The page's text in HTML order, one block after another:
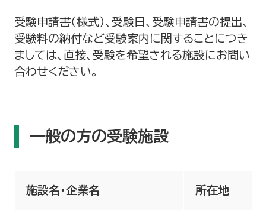
受験申請書（様式）、受験日、受験申請書の提出、
受験料の納付など受験案内に関することにつき
ましては、直接、受験を希望される施設にお問い
合わせください。
一般の方の受験施設
施設名・企業名 所在地